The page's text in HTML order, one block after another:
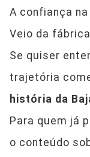
A confiança
Veio da
Se quiser
trajetória
história da
Para quem já
o conteúdo